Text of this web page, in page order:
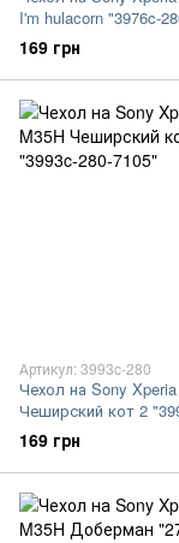
I'm hulacorn "3976c-
169 грн
Артикул: 3993c-280
Чехол на Sony
Чеширский кот 2
7105"
169 грн